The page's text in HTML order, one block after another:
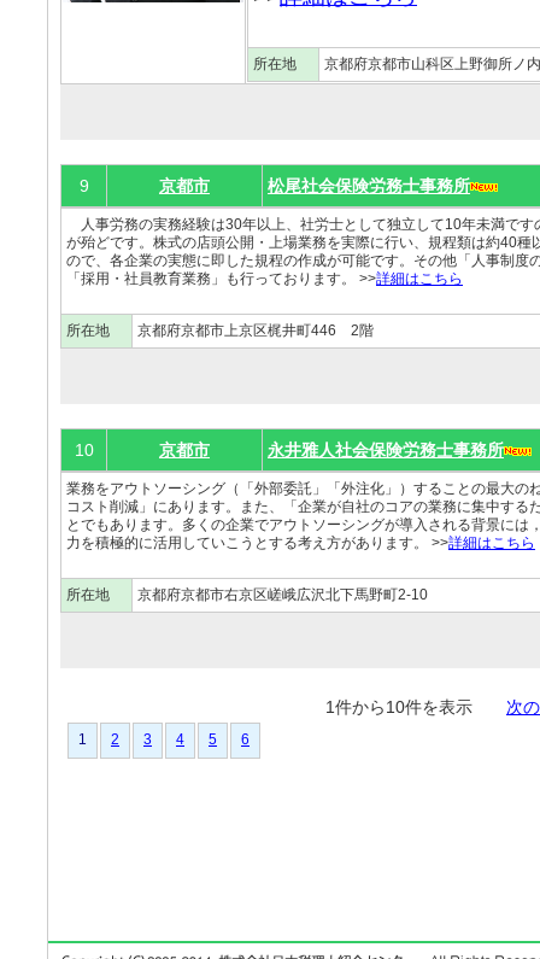
所在地 京都府京都市山科区上野御所ノ
9 京都市 松尾社会保険労務士事務所
人事労務の実務経験は30年以上、社労士として独立して10年未満で
が殆どです。株式の店頭公開・上場業務を実際に行い、規程類は約40
ので、各企業の実態に即した規程の作成が可能です。その他「人事制度
「採用・社員教育業務」も行っております。 >>詳細はこちら
所在地 京都府京都市上京区梶井町446 2階
10 京都市 永井雅人社会保険労務士事務所
業務をアウトソーシング（「外部委託」「外注化」）することの最大の
コスト削減」にあります。また、「企業が自社のコアの業務に集中する
とでもあります。多くの企業でアウトソーシングが導入される背景には
力を積極的に活用していこうとする考え方があります。 >>詳細はこちら
所在地 京都府京都市右京区嵯峨広沢北下馬野町2-10
1件から10件を表示 次
1 2 3 4 5 6